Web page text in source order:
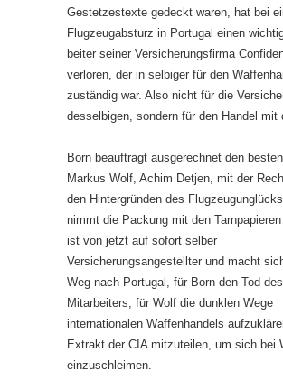
Gestetzestexte gedeckt waren, hat bei
Flugzeugabsturz in Portugal einen
beiter seiner Versicherungsfirma
verloren, der in selbiger für den
zuständig war. Also nicht für die
dessel­bigen, sondern für den Handel mit
Born beauftragt ausgerechnet den
Markus Wolf, Achim Detjen, mit der
den Hintergründen des
nimmt die Packung mit den
ist von jetzt auf sofort selber
Versicherungsangestellter und macht
Weg nach Portugal, für Born den Tod des
Mitarbeiters, für Wolf die dunklen Wege
internationalen Waffenhandels
Extrakt der CIA mitzuteilen, um sich bei
einzuschleimen.